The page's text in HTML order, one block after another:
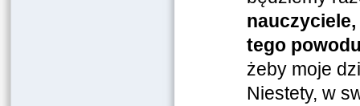
tego
żeby moje
Niestety, w